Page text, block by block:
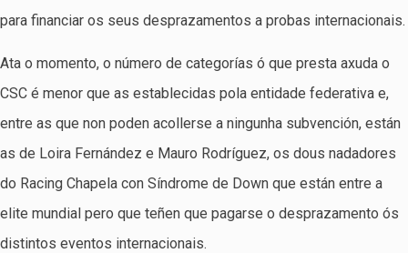
para financiar os seus desprazamentos a probas internacionais.
Ata o momento, o número de categorías ó que presta axuda o
CSC é menor que as establecidas pola entidade federativa e,
entre as que non poden acollerse a ningunha subvención, están
as de Loira Fernández e Mauro Rodríguez, os dous nadadores
do Racing Chapela con Síndrome de Down que están entre a
elite mundial pero que teñen que pagarse o desprazamento ós
distintos eventos internacionais.